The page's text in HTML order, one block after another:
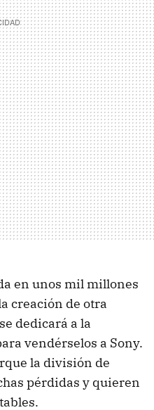
en unos mil millones
creación de otra
dedicará a la
vendérselos a Sony.
la división de
pérdidas y quieren